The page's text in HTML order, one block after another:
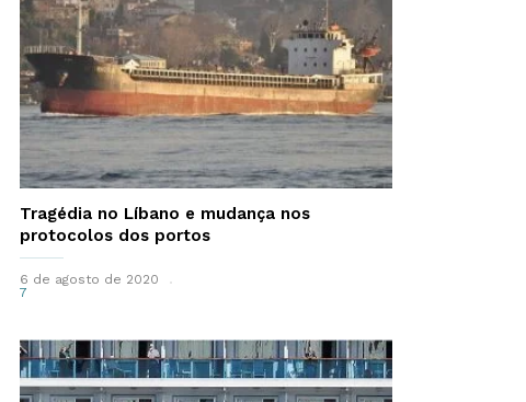
Tragédia no Líbano e mudança nos
protocolos dos portos
6 de agosto de 2020
7